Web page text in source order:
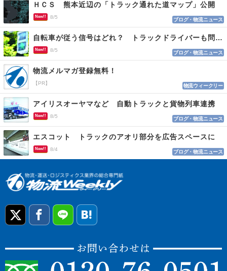
ＨＣＳ 熊本近辺の「トラック通れた道マップ」公開
New!! 8/5 ブログ・物流ニュース
自転車が従う信号はどれ？ トラックドライバーも問われる認識
New!! 8/5 ブログ・物流ニュース
物流メルマガ登録無料！
【PR】 物流ウィークリー
アイリスオーヤマなど 自動トラックと貨物列車連携
New!! 8/5 ブログ・物流ニュース
エスコット トラックのアオリ部分を広告スペースに
New!! 8/4 ブログ・物流ニュース